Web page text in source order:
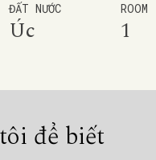
ĐẤT NƯỚC
Úc
ROOM
1
để biết